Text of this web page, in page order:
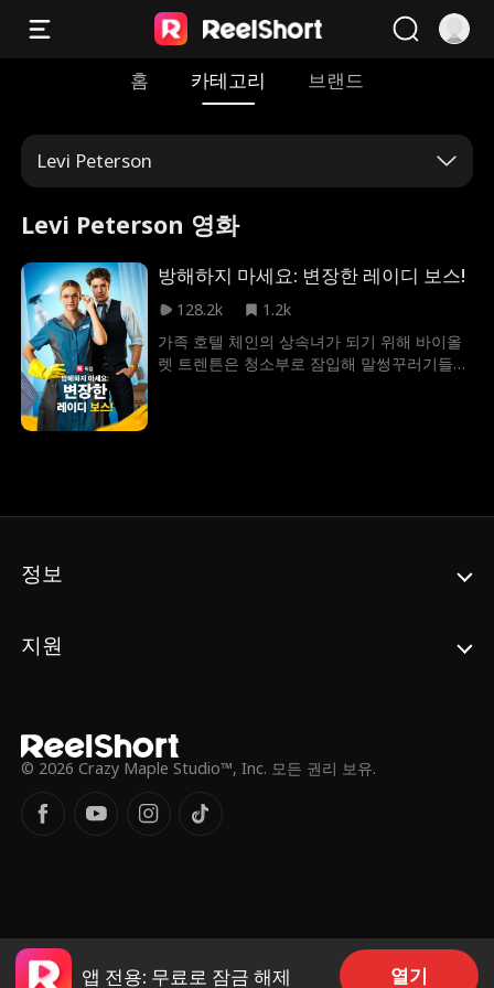
홈 카테고리 브랜드
Levi Peterson
Levi Peterson 영화
방해하지 마세요: 변장한 레이디 보스!
128.2k
1.2k
가족 호텔 체인의 상속녀가 되기 위해 바이올
렛 트렌튼은 청소부로 잠입해 말썽꾸러기들을
정보
지원
© 2026 Crazy Maple Studio™, Inc. 모든 권리 보유.
앱 전용: 무료로 잠금 해제 열기